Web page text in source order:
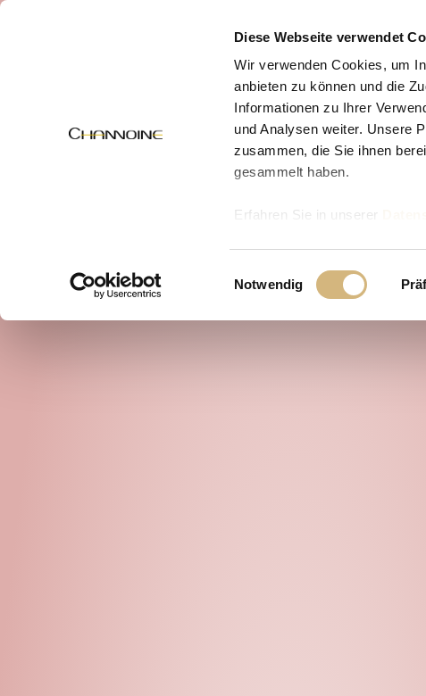
Diese Webseite verwendet
Wir verwenden Cookies, um
anbieten zu können und die
Informationen zu Ihrer
und Analysen weiter. Unsere
zusammen, die Sie ihnen
gesammelt haben.
Erfahren Sie in unserer
Einwilligungsauswahl
Notwendig